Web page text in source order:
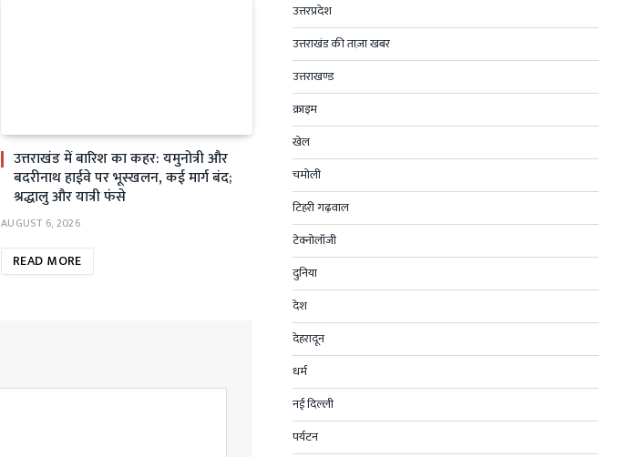
उत्तराखंड में बारिश का कहर: यमुनोत्री और
बदरीनाथ हाईवे पर भूस्खलन, कई मार्ग बंद;
श्रद्धालु और यात्री फंसे
AUGUST 6, 2026
READ MORE
उत्तरप्रदेश
उत्तराखंड की ताज़ा खबर
उत्तराखण्ड
क्राइम
खेल
चमोली
टिहरी गढ़वाल
टेक्नोलॉजी
दुनिया
देश
देहरादून
धर्म
नई दिल्ली
पर्यटन